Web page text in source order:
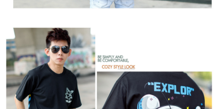
易，需依本服務之必要範圍內提供個人資料，並將交易相關給付款項請求債
https://aftee.tw/terms/#terms3
３．未成年的使用者請事先徵得法定代理人或監護人之同意方可使用
「AFTEE先享後付」，若未經同意申辦者引起之損失，本公司不負相關責
任。
４．使用「AFTEE先享後付」時，將依據個別帳號之用戶狀況，依本公司即
時審查核予不同之上限額度；若仍有額度不足之情形，本公司將視審查結果
請求用戶進行身份認證。
５．嚴禁一人註冊多個帳號或使用他人資訊註冊。若發現惡意使用之情形，
恩沛科技股份有限公司將有權停止該用戶之使用額度並採取法律行動。